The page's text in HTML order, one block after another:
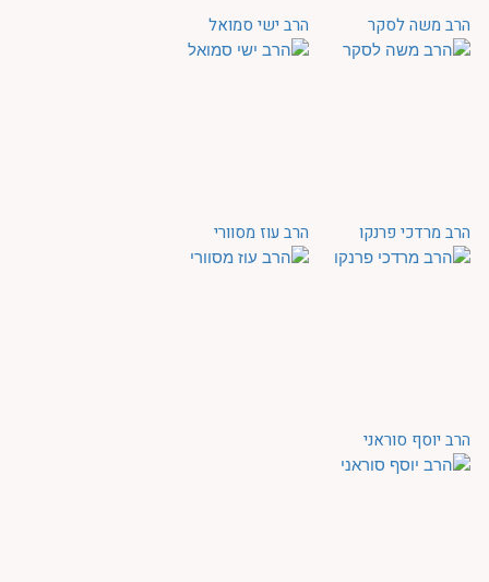
הרב משה לסקר הרב ישי סמואל
הרב מרדכי פרנקו הרב עוז מסוורי
הרב יוסף סוראני